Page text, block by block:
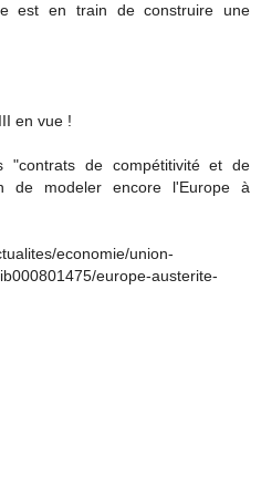
est en train de construire une
en vue !
"contrats de compétitivité et de
de modeler encore l'Europe à
economie/union-
europe-austerite-